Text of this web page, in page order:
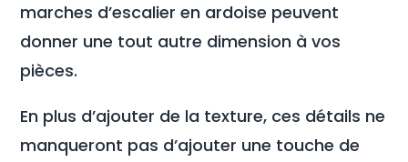
marches d’escalier en ardoise peuvent
donner une tout autre dimension à vos
pièces.
En plus d’ajouter de la texture, ces détails ne
manqueront pas d’ajouter une touche de